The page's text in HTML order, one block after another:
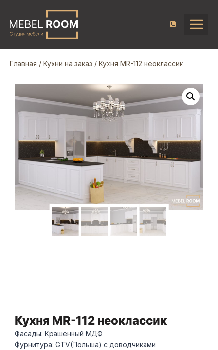
Главная / Кухни на заказ / Кухня MR-112 неоклассик
Кухня MR-112 неоклассик
Фасады: Крашенный МДФ
Фурнитура: GTV(Польша) с доводчиками